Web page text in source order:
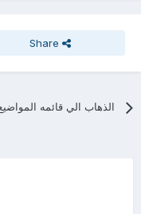
Share
الذهاب الي قائمه المواضيع